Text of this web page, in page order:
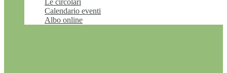
Le circolari
Calendario eventi
Albo online